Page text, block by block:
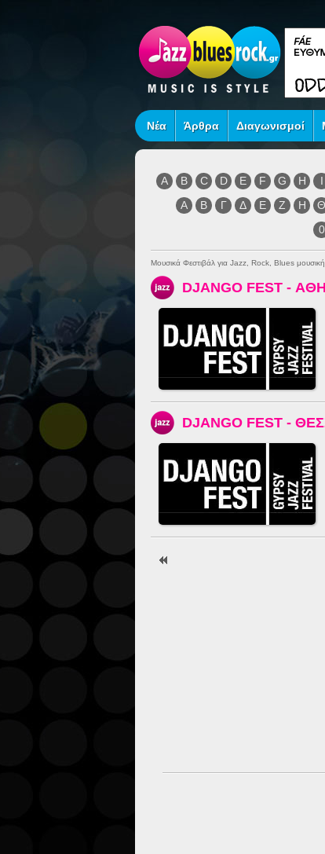
Νέα Άρθρα Διαγωνισμοί
A B C D E F G H I
Α
Β Γ Δ Ε Ζ Η Θ
0
Μουσικά Φεστιβάλ για Jazz, Rock, Blues
DJANGO FEST -
DJANGO FEST -